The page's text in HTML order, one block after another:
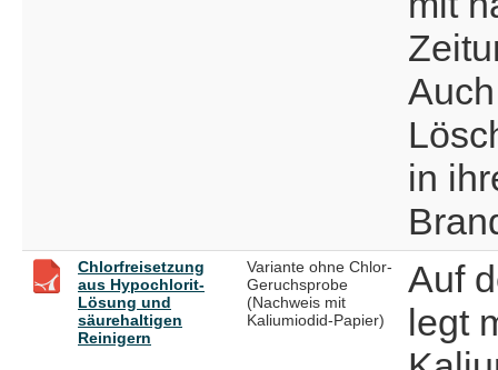
in
Chlorfreisetzung
aus Hypochlorit-
Lösung und
säurehaltigen
Reinigern
Variante ohne Chlor-
Geruchsprobe
(Nachweis mit
Kaliumiodid-Papier)
Auf
legt